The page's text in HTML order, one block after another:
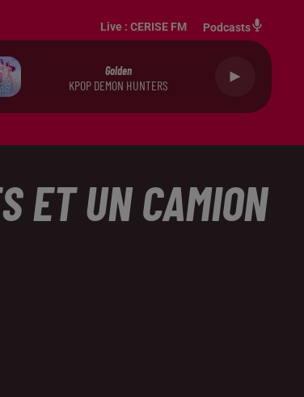
Live : CERISE FM Podcasts
Golden
KPOP DEMON HUNTERS
ET UN CAMION